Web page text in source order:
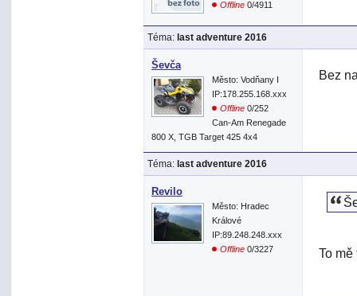
Offline 0/4911
Téma: last adventure 2016
Ševča
Město: Vodňany I
IP:178.255.168.xxx
Offline 0/252
Can-Am Renegade
800 X, TGB Target 425 4x4
Bez
Téma: last adventure 2016
Revilo
Město: Hradec
Králové
IP:89.248.248.xxx
Offline 0/3227 To